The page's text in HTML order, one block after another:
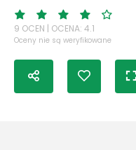
9 OCEN | OCENA: 4.1
Oceny nie są weryfikowane